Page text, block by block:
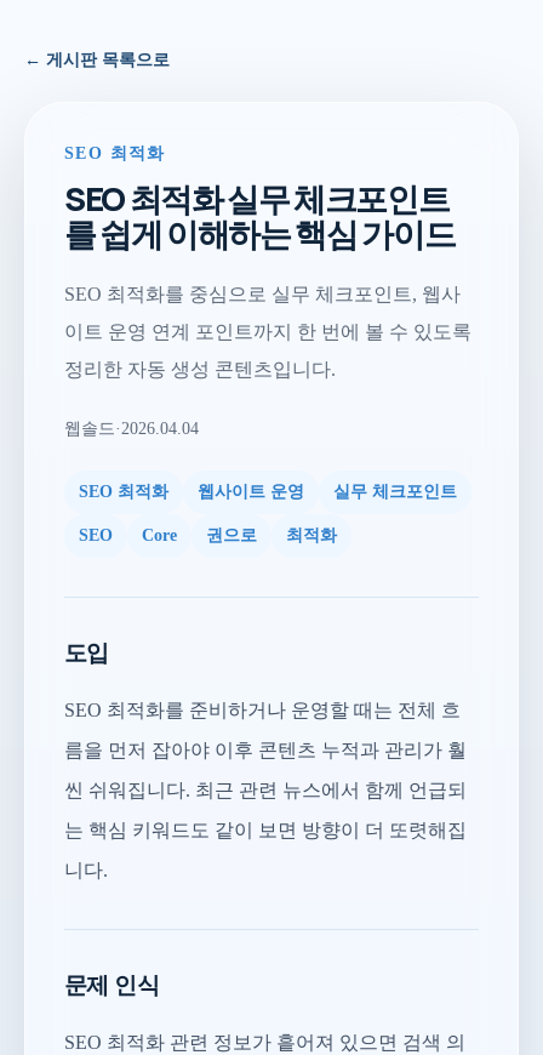
← 게시판 목록으로
SEO 최적화
SEO 최적화 실무 체크포인트
를 쉽게 이해하는 핵심 가이드
SEO 최적화를 중심으로 실무 체크포인트, 웹사
이트 운영 연계 포인트까지 한 번에 볼 수 있도록
정리한 자동 생성 콘텐츠입니다.
웹솔드·2026.04.04
SEO 최적화 웹사이트 운영 실무 체크포인트
SEO Core 권으로 최적화
도입
SEO 최적화를 준비하거나 운영할 때는 전체 흐
름을 먼저 잡아야 이후 콘텐츠 누적과 관리가 훨
씬 쉬워집니다. 최근 관련 뉴스에서 함께 언급되
는 핵심 키워드도 같이 보면 방향이 더 또렷해집
니다.
문제 인식
SEO 최적화 관련 정보가 흩어져 있으면 검색 의